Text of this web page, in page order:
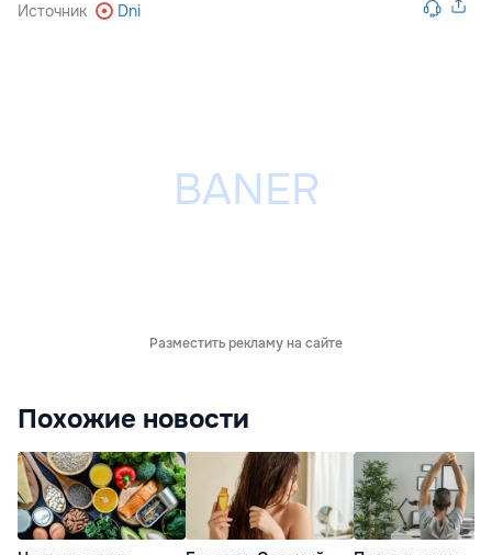
Источник Dni
Разместить рекламу на сайте
Похожие новости